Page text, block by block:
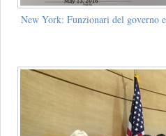
New York: Funzionari del governo